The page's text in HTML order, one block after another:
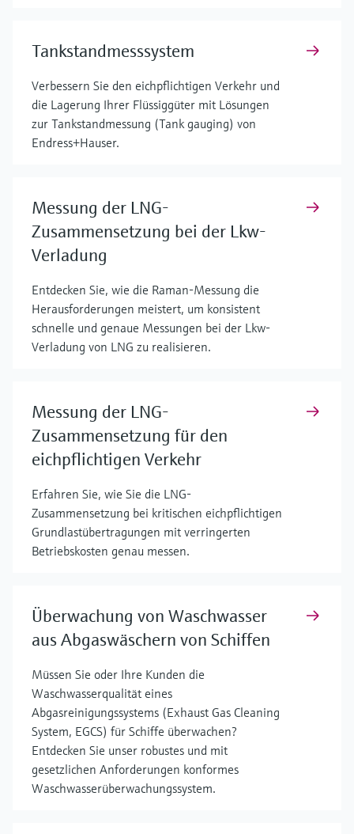
Tankstandmesssystem
Verbessern Sie den eichpflichtigen Verkehr und
die Lagerung Ihrer Flüssiggüter mit Lösungen
zur Tankstandmessung (Tank gauging) von
Endress+Hauser.
Messung der LNG-
Zusammensetzung bei der Lkw-
Verladung
Entdecken Sie, wie die Raman-Messung die
Herausforderungen meistert, um konsistent
schnelle und genaue Messungen bei der Lkw-
Verladung von LNG zu realisieren.
Messung der LNG-
Zusammensetzung für den
eichpflichtigen Verkehr
Erfahren Sie, wie Sie die LNG-
Zusammensetzung bei kritischen eichpflichtigen
Grundlastübertragungen mit verringerten
Betriebskosten genau messen.
Überwachung von Waschwasser
aus Abgaswäschern von Schiffen
Müssen Sie oder Ihre Kunden die
Waschwasserqualität eines
Abgasreinigungssystems (Exhaust Gas Cleaning
System, EGCS) für Schiffe überwachen?
Entdecken Sie unser robustes und mit
gesetzlichen Anforderungen konformes
Waschwasserüberwachungssystem.